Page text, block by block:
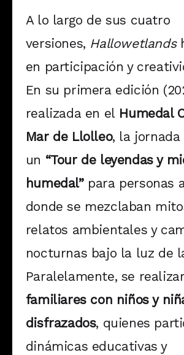
A lo largo de sus cuatro
versiones, Hallowetlands
en participación y
En su primera edición
realizada en el Humedal
Mar de Llolleo, la
un “Tour de leyendas y
humedal”para personas
donde se mezclaban
relatos ambientales y
nocturnas bajo la luz de
Paralelamente, se
familiares con niños y
disfrazados, quienes
dinámicas educativas y